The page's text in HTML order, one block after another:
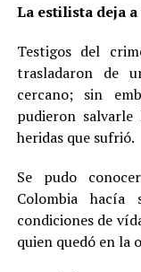
La estilista deja
Testigos del
trasladaron de
cercano; sin
pudieron
heridas que sufrió.
Se pudo
Colombia hacía
condiciones de
quien quedó en la